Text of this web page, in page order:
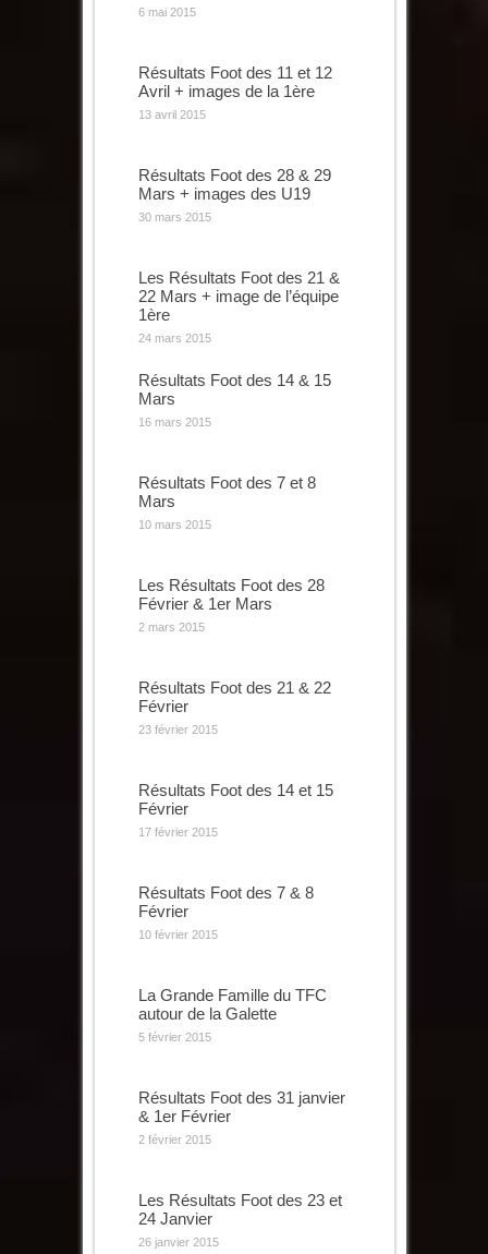
6 mai 2015
Résultats Foot des 11 et 12
Avril + images de la 1ère
13 avril 2015
Résultats Foot des 28 & 29
Mars + images des U19
30 mars 2015
Les Résultats Foot des 21 &
22 Mars + image de l’équipe
1ère
24 mars 2015
Résultats Foot des 14 & 15
Mars
16 mars 2015
Résultats Foot des 7 et 8
Mars
10 mars 2015
Les Résultats Foot des 28
Février & 1er Mars
2 mars 2015
Résultats Foot des 21 & 22
Février
23 février 2015
Résultats Foot des 14 et 15
Février
17 février 2015
Résultats Foot des 7 & 8
Février
10 février 2015
La Grande Famille du TFC
autour de la Galette
5 février 2015
Résultats Foot des 31 janvier
& 1er Février
2 février 2015
Les Résultats Foot des 23 et
24 Janvier
26 janvier 2015